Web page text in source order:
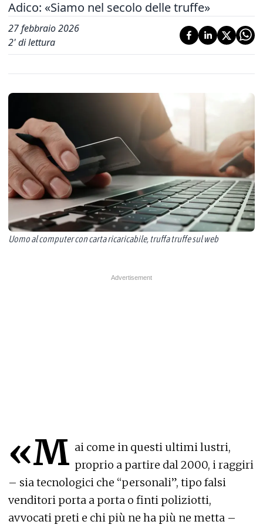
Adico: «Siamo nel secolo delle truffe»
27 febbraio 2026
2' di lettura
Uomo al computer con carta ricaricabile, truffa truffe sul web
«M ai come in questi ultimi lustri,
proprio a partire dal 2000, i raggiri
– sia tecnologici che “personali”, tipo falsi
venditori porta a porta o finti poliziotti,
avvocati preti e chi più ne ha più ne metta –